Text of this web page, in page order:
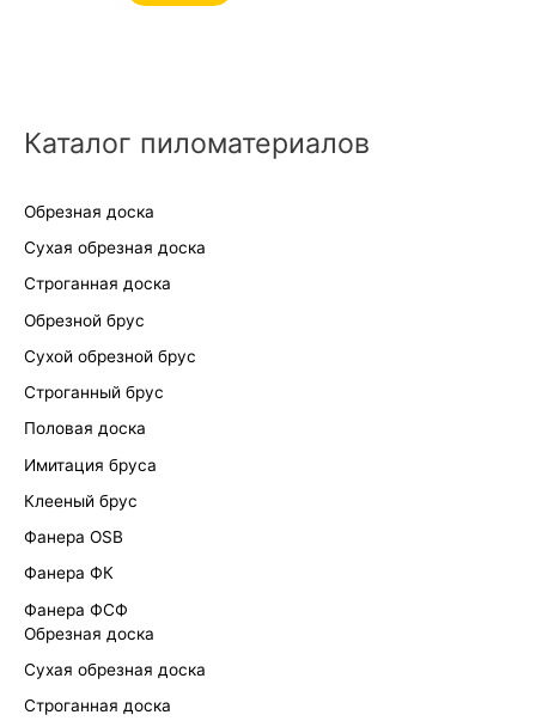
Каталог пиломатериалов
Обрезная доска
Сухая обрезная доска
Строганная доска
Обрезной брус
Сухой обрезной брус
Строганный брус
Половая доска
Имитация бруса
Клееный брус
Фанера OSB
Фанера ФК
Фанера ФСФ
Обрезная доска
Сухая обрезная доска
Строганная доска